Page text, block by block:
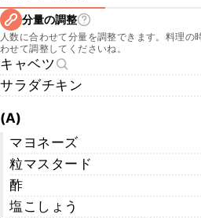
分量の調整
人数に合わせて分量を調整できます。料理の
わせて調整してくださいね。
キャベツ
サラダチキン
(A)
マヨネーズ
粒マスタード
酢
塩こしょう